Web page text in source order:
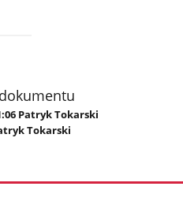
Patryk Tokarski
Tokarski